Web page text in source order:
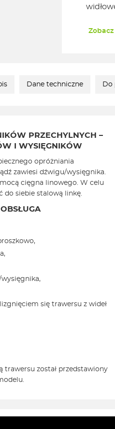
Zobacz
Dane techniczne Do
PRZECHYLNYCH –
I WYSIĘGNIKÓW
opróżniania
zawiesi dźwigu/wysięgnika.
cięgna linowego. W celu
do siebie stalową linkę.
wysięgnika,
się trawersu z wideł
trawersu został przedstawiony